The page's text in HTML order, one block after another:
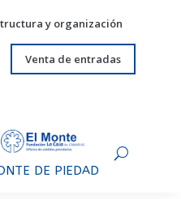
y organización
Venta de entradas
DE PIEDAD